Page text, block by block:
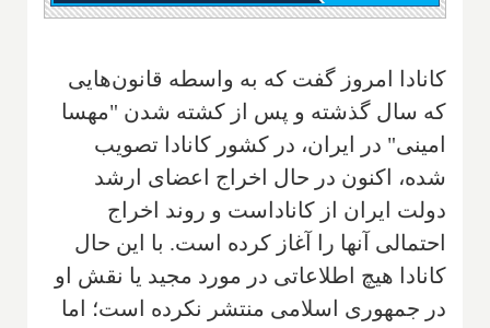
کانادا امروز گفت که به واسطه قانون‌هایی
که سال گذشته و پس از کشته شدن "مهسا
امینی" در ایران، در کشور کانادا تصویب
شده، اکنون در حال اخراج اعضای ارشد
دولت ایران از کاناداست و روند اخراج
احتمالی آنها را آغاز کرده است. با این حال
کانادا هیچ اطلاعاتی در مورد مجید یا نقش او
در جمهوری اسلامی منتشر نکرده است؛ اما